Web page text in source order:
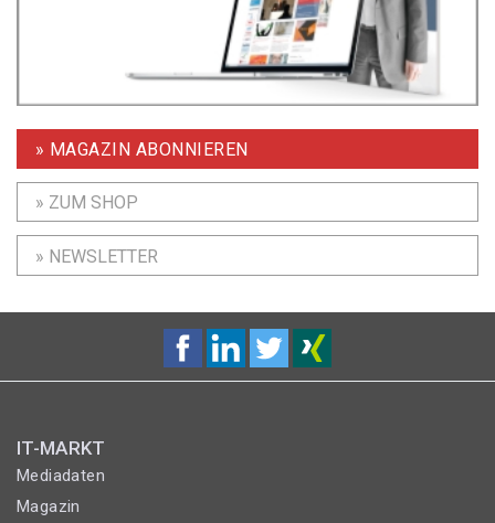
» MAGAZIN ABONNIEREN
» ZUM SHOP
» NEWSLETTER
IT-MARKT
Mediadaten
Magazin